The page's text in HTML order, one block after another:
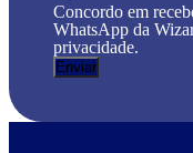
Concordo em
WhatsApp da
privacidade.